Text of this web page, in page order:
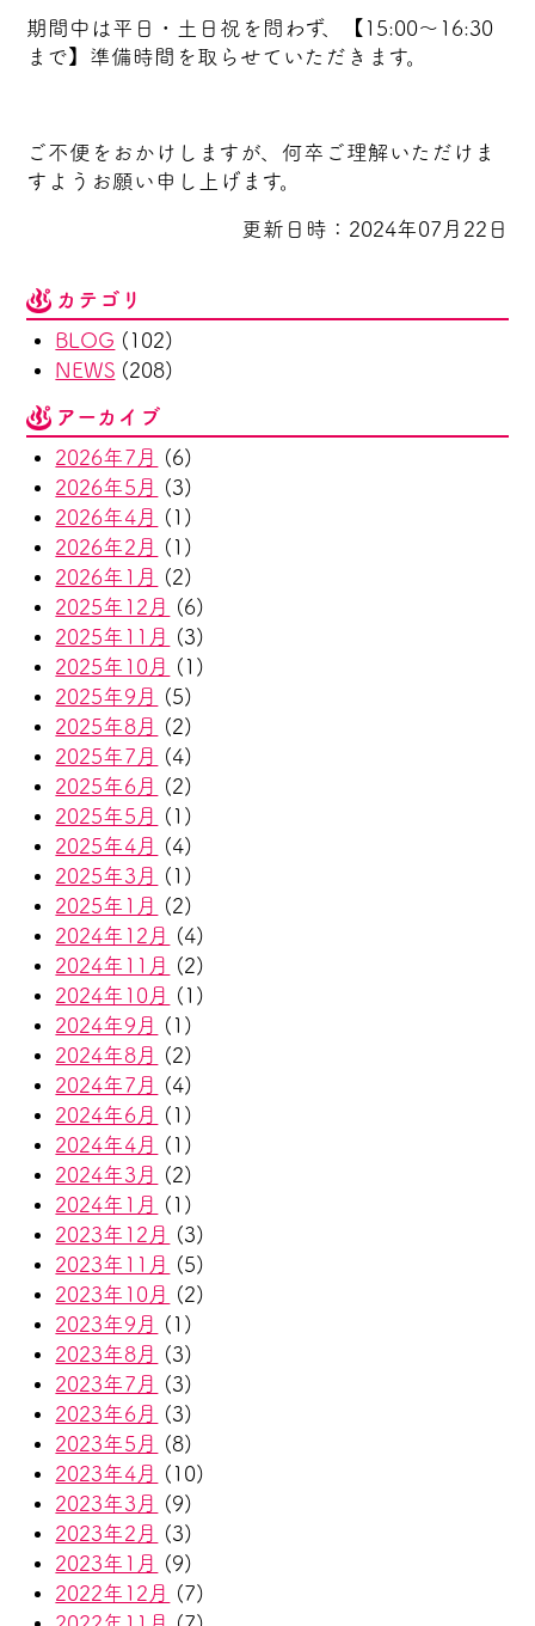
期間中は平日・土日祝を問わず、【15:00～16:30
まで】準備時間を取らせていただきます。
ご不便をおかけしますが、何卒ご理解いただけま
すようお願い申し上げます。
更新日時：2024年07月22日
カテゴリ
BLOG (102)
NEWS (208)
アーカイブ
2026年7月
(6)
2026年5月
(3)
2026年4月
(1)
2026年2月
(1)
2026年1月
(2)
2025年12月
(6)
2025年11月
(3)
2025年10月
(1)
2025年9月
(5)
2025年8月
(2)
2025年7月
(4)
2025年6月
(2)
2025年5月
(1)
2025年4月
(4)
2025年3月
(1)
2025年1月
(2)
2024年12月
(4)
2024年11月
(2)
2024年10月
(1)
2024年9月
(1)
2024年8月
(2)
2024年7月
(4)
2024年6月
(1)
2024年4月
(1)
2024年3月
(2)
2024年1月
(1)
2023年12月
(3)
2023年11月
(5)
2023年10月
(2)
2023年9月
(1)
2023年8月
(3)
2023年7月
(3)
2023年6月
(3)
2023年5月
(8)
2023年4月
(10)
2023年3月
(9)
2023年2月
(3)
2023年1月
(9)
2022年12月
(7)